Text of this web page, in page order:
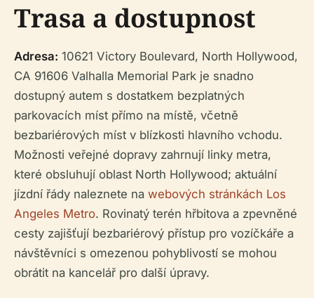
Trasa a dostupnost
Adresa: 10621 Victory Boulevard, North Hollywood,
CA 91606 Valhalla Memorial Park je snadno
dostupný autem s dostatkem bezplatných
parkovacích míst přímo na místě, včetně
bezbariérových míst v blízkosti hlavního vchodu.
Možnosti veřejné dopravy zahrnují linky metra,
které obsluhují oblast North Hollywood; aktuální
jízdní řády naleznete na webových stránkách Los
Angeles Metro. Rovinatý terén hřbitova a zpevněné
cesty zajišťují bezbariérový přístup pro vozíčkáře a
návštěvníci s omezenou pohyblivostí se mohou
obrátit na kancelář pro další úpravy.